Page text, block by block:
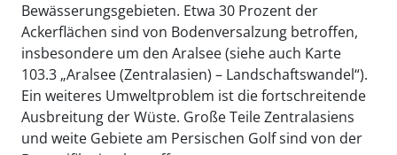
Bewässerungsgebieten. Etwa 30 Prozent der
Ackerflächen sind von Bodenversalzung betroffen,
insbesondere um den Aralsee (siehe auch Karte
103.3 „Aralsee (Zentralasien) – Landschaftswandel“).
Ein weiteres Umweltproblem ist die fortschreitende
Ausbreitung der Wüste. Große Teile Zentralasiens
und weite Gebiete am Persischen Golf sind von der